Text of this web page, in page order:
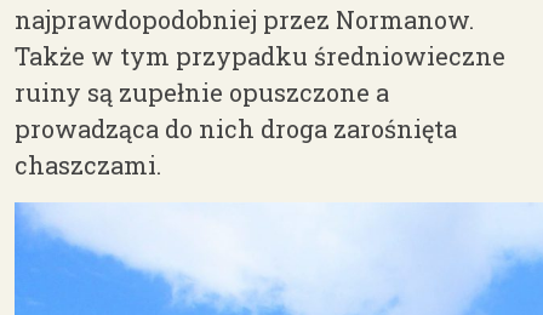
najprawdopodobniej przez Normanow.
Także w tym przypadku średniowieczne
ruiny są zupełnie opuszczone a
prowadząca do nich droga zarośnięta
chaszczami.